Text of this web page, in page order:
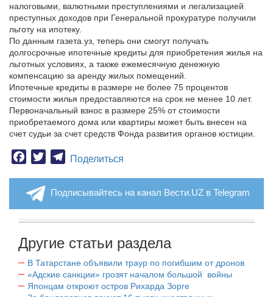
налоговыми, валютными преступлениями и легализацией
преступных доходов при Генеральной прокуратуре получили
льготу на ипотеку.
По данным газета.уз, теперь они смогут получать
долгосрочные ипотечные кредиты для приобретения жилья на
льготных условиях, а также ежемесячную денежную
компенсацию за аренду жилых помещений.
Ипотечные кредиты в размере не более 75 процентов
стоимости жилья предоставляются на срок не менее 10 лет.
Первоначальный взнос в размере 25% от стоимости
приобретаемого дома или квартиры может быть внесен на
счет судьи за счет средств Фонда развития органов юстиции.
Facebook
TwitterTelegram
Поделиться
Подписывайтесь на канал Вести.UZ в Telegram
Другие статьи раздела
В Татарстане объявили траур по погибшим от дронов
«Адские санкции» грозят началом большой войны
Японцам откроют остров Рихарда Зорге